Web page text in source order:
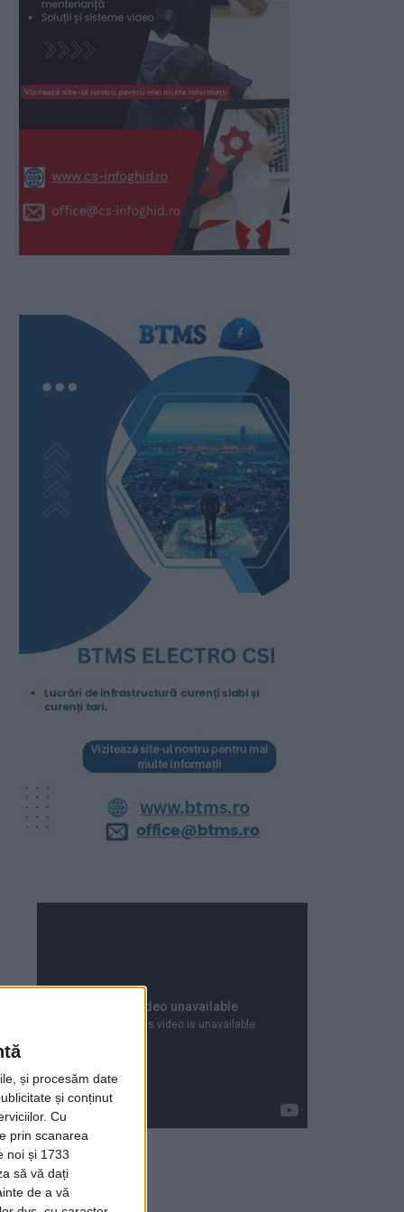
și procesăm date
și conținut
Cu
prin scanarea
noi și 1733
să vă dați
de a vă
Articole recente